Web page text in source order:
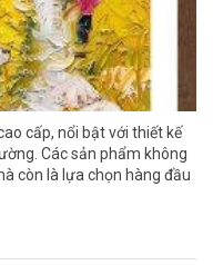
cấp, nổi bật với thiết kế
Các sản phẩm không
còn là lựa chọn hàng đầu